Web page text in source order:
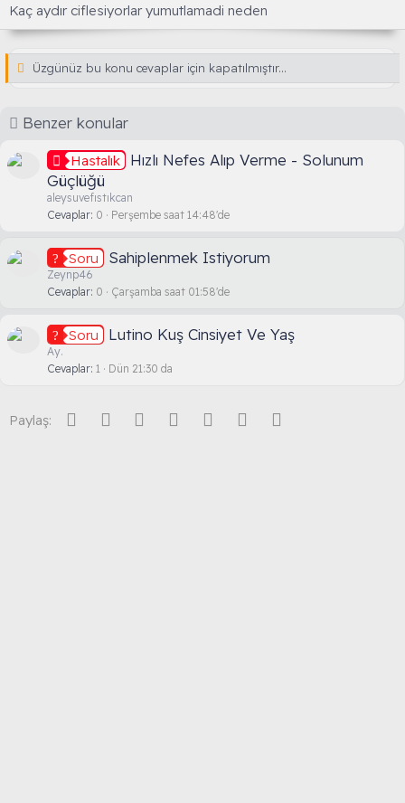
a
n
h
i
Kaç aydır ciflesiyorlar yumutlamadi neden
Üzgünüz bu konu cevaplar için kapatılmıştır...
Benzer konular
Hastalık
Hızlı Nefes Alıp Verme - Solunum
Güçlüğü
aleysuvefıstıkcan
Cevaplar 0 Perşembe saat 14:48'de
Soru Sahiplenmek Istiyorum
Zeynp46
Cevaplar 0 Çarşamba saat 01:58'de
Soru Lutino Kuş Cinsiyet Ve Yaş
Ay.
Cevaplar 1 Dün 21:30 da
Paylaş: Facebook
Twitter Reddit PinterestTumblr WhatsApp